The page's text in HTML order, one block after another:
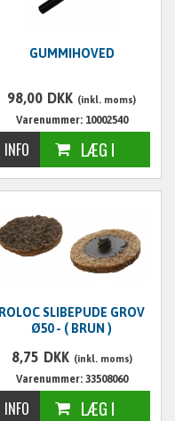
GUMMIHOVED
98,00 DKK (inkl. moms)
Varenummer: 10002540
ROLOC SLIBEPUDE GROV
Ø50 - ( BRUN )
8,75 DKK (inkl. moms)
Varenummer: 33508060